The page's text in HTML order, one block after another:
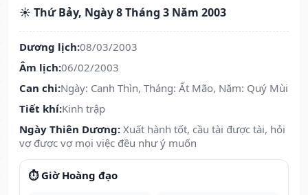
☀️ Thứ Bảy, Ngày 8 Tháng 3 Năm 2003
Dương lịch:08/03/2003
Âm lịch:06/02/2003
Can chi:Ngày: Canh Thìn, Tháng: Ất Mão, Năm: Quý Mùi
Tiết khí:Kinh trập
Ngày Thiên Dương: Xuất hành tốt, cầu tài được tài, hỏi
vợ được vợ mọi việc đều như ý muốn
⏱️ Giờ Hoàng đạo